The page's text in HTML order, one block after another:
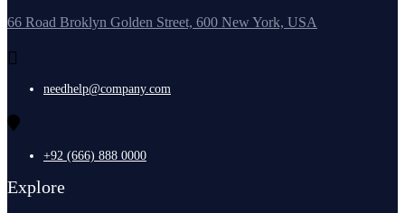
66 Road Broklyn Golden Street, 600 New York, USA
needhelp@company.com
+92 (666) 888 0000
Explore